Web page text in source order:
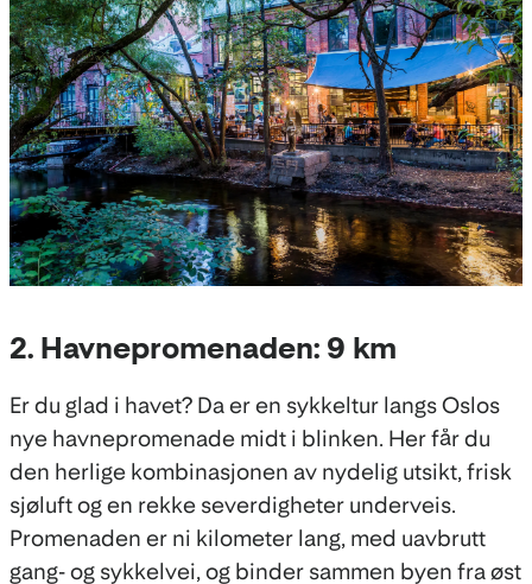
2. Havnepromenaden: 9 km
Er du glad i havet? Da er en sykkeltur langs Oslos
nye havnepromenade midt i blinken. Her får du
den herlige kombinasjonen av nydelig utsikt, frisk
sjøluft og en rekke severdigheter underveis.
Promenaden er ni kilometer lang, med uavbrutt
gang- og sykkelvei, og binder sammen byen fra øst